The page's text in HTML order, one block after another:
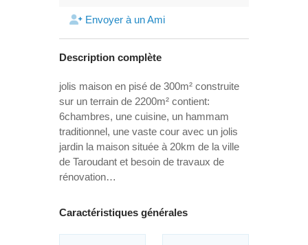
Envoyer à un Ami
Description complète
jolis maison en pisé de 300m² construite
sur un terrain de 2200m² contient:
6chambres, une cuisine, un hammam
traditionnel, une vaste cour avec un jolis
jardin la maison située à 20km de la ville
de Taroudant et besoin de travaux de
rénovation…
Caractéristiques générales